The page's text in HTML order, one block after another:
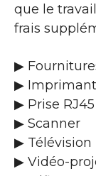
que le
frais
▶
▶
▶ Prise RJ45
▶ Scanner
▶ Télévision
▶ Vidéo-